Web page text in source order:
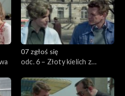
07 zgłoś się
odc. 6 – Złoty kielich z